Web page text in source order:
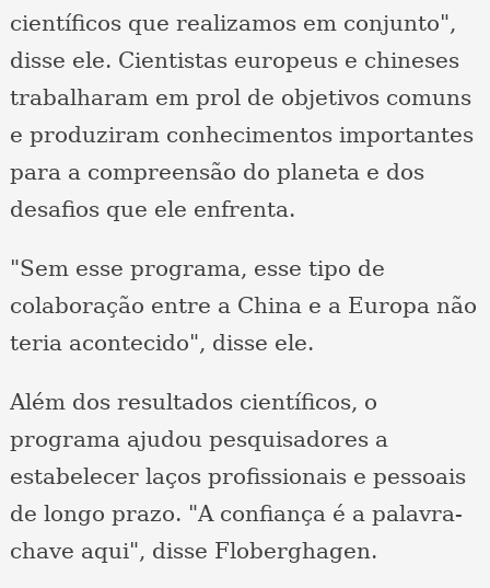
científicos que realizamos em conjunto",
disse ele. Cientistas europeus e chineses
trabalharam em prol de objetivos comuns
e produziram conhecimentos importantes
para a compreensão do planeta e dos
desafios que ele enfrenta.
"Sem esse programa, esse tipo de
colaboração entre a China e a Europa não
teria acontecido", disse ele.
Além dos resultados científicos, o
programa ajudou pesquisadores a
estabelecer laços profissionais e pessoais
de longo prazo. "A confiança é a palavra-
chave aqui", disse Floberghagen.